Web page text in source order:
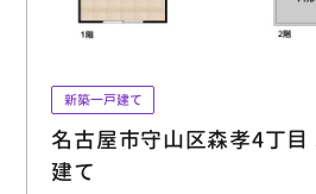
新築一戸建て
名古屋市守山区森孝4丁
建て